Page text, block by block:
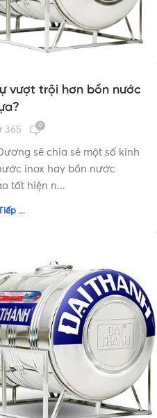
vượt trội hơn bồn nước
365 0
sẽ chia sẻ một số kinh
inox hay bồn nước
tốt hiện n...
...